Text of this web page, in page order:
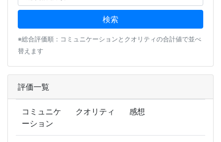
※総合評価順：コミュニケーションとクオリティの合計値で並べ
替えます
評価一覧
コミュニケ
ーション
クオリティ 感想